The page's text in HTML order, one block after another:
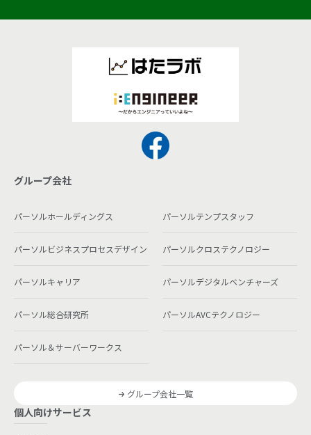
グループ会社
パーソルホールディングス パーソルテンプスタッフ
パーソルビジネスプロセスデザイン パーソルクロステクノロジー
パーソルキャリア パーソルデジタルベンチャーズ
パーソル総合研究所 パーソルAVCテクノロジー
パーソル＆サーバーワークス
グループ会社一覧
個人向けサービス